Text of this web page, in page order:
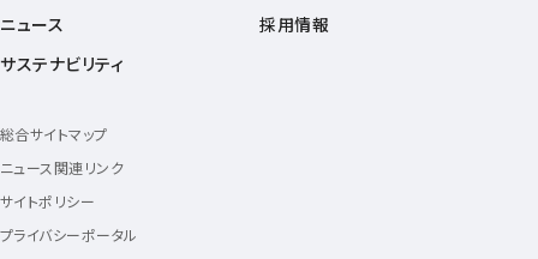
ニュース
サステナビリティ
採用情報
総合サイトマップ
ニュース関連リンク
サイトポリシー
プライバシーポータル